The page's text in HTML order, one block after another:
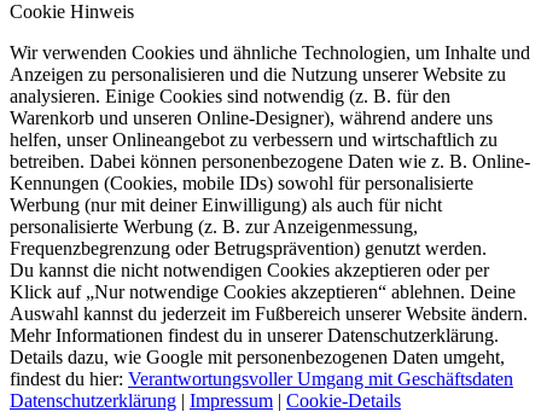
Cookie Hinweis
Wir verwenden Cookies und ähnliche Technologien, um Inhalte und
Anzeigen zu personalisieren und die Nutzung unserer Website zu
analysieren. Einige Cookies sind notwendig (z. B. für den
Warenkorb und unseren Online-Designer), während andere uns
helfen, unser Onlineangebot zu verbessern und wirtschaftlich zu
betreiben. Dabei können personenbezogene Daten wie z. B. Online-
Kennungen (Cookies, mobile IDs) sowohl für personalisierte
Werbung (nur mit deiner Einwilligung) als auch für nicht
personalisierte Werbung (z. B. zur Anzeigenmessung,
Frequenzbegrenzung oder Betrugsprävention) genutzt werden.
Du kannst die nicht notwendigen Cookies akzeptieren oder per
Klick auf „Nur notwendige Cookies akzeptieren“ ablehnen. Deine
Auswahl kannst du jederzeit im Fußbereich unserer Website ändern.
Mehr Informationen findest du in unserer Datenschutzerklärung.
Details dazu, wie Google mit personenbezogenen Daten umgeht,
findest du hier: Verantwortungsvoller Umgang mit Geschäftsdaten
Datenschutzerklärung | Impressum | Cookie-Details